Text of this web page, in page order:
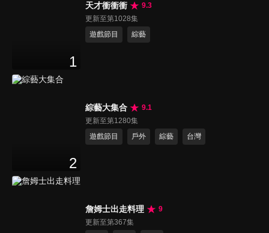
1
天才衝衝衝
9.3
更新至第1028集
遊戲節目
綜藝
2
綜藝大集合
9.1
更新至第1280集
遊戲節目
戶外 綜藝 台灣
詹姆士出走料理
9
更新至第367集